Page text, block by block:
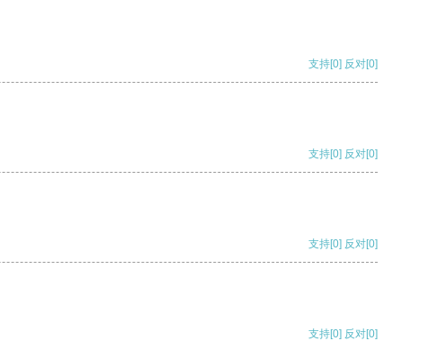
支持[0] 反对[0]
支持[0] 反对[0]
支持[0] 反对[0]
支持[0] 反对[0]